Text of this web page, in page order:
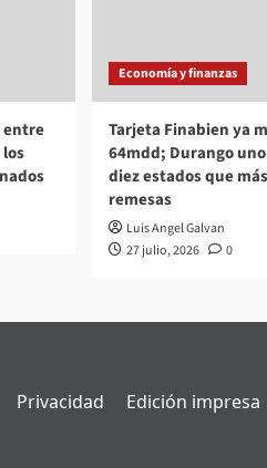
entre
Economía y finanzas
Tarjeta Finabien ya
64mdd; Durango
diez estados que
remesas
Luis Angel Galvan
27 julio, 2026
0
Privacidad Edición impresa